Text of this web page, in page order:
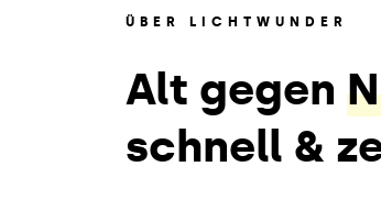
ÜBER LICHTWUNDER
Alt gegen
schnell &